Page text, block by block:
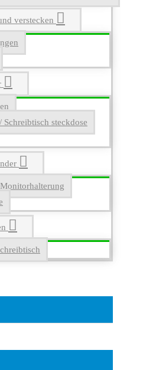
verstecken
Schreibtisch steckdose